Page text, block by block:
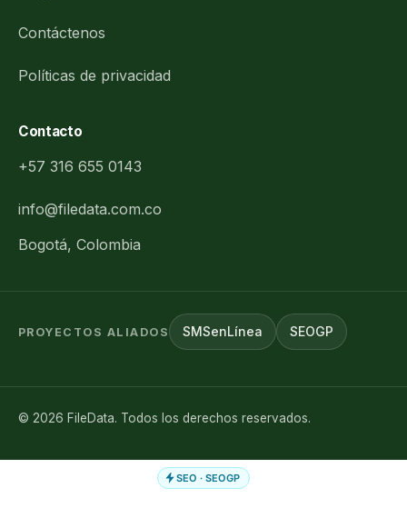
Contáctenos
Políticas de privacidad
Contacto
+57 316 655 0143
info@filedata.com.co
Bogotá, Colombia
PROYECTOS ALIADOS SMSenLínea SEOGP
© 2026 FileData. Todos los derechos reservados.
SEO · SEOGP